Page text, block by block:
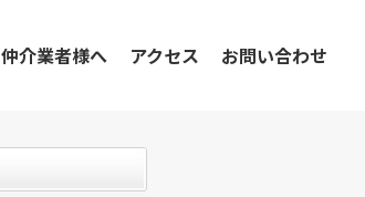
仲介業者様へ アクセス お問い合わせ